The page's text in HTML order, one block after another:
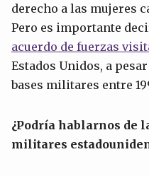
derecho a las mujeres
Pero es importante
acuerdo de fuerzas
Estados Unidos, a
bases militares entre
¿Podría hablarnos de
militares